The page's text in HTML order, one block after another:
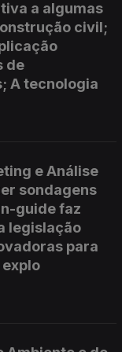
a algumas
civil;
de
A tecnologia
e Análise
sondagens
guide faz
legislação
para